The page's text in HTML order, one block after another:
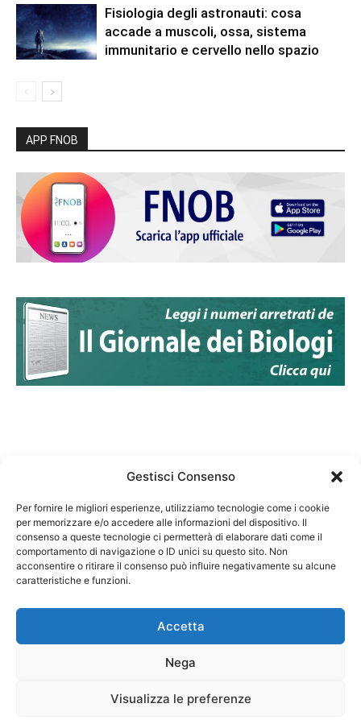
Gestisci Consenso
Per fornire le migliori esperienze, utilizziamo tecnologie come i cookie
per memorizzare e/o accedere alle informazioni del dispositivo. Il
consenso a queste tecnologie ci permetterà di elaborare dati come il
comportamento di navigazione o ID unici su questo sito. Non
acconsentire o ritirare il consenso può influire negativamente su alcune
caratteristiche e funzioni.
Accetta
Nega
Visualizza le preferenze
Fisiologia degli astronauti: cosa
accade a muscoli, ossa, sistema
immunitario e cervello nello spazio
APP FNOB
Federazione Nazionale Degli Ordini dei Biologi:
codice fiscale 80069130583
Responsabile sito internet www.fnob.it:
Privacy Policy Cookie Policy